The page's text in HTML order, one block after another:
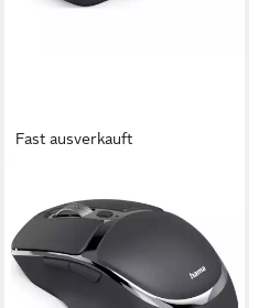
Fast ausverkauft
WM-800 Maus Kabellos
Optisch Anthrazit 8 Tasten
3200 dpi 00173096 Mäuse
ab 33,54 €
lieferbar - in 2-3 Werktagen bei dir